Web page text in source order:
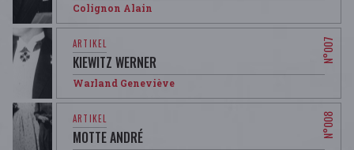
Colignon Alain
KIEWITZ WERNER
Warland Geneviève
MOTTE ANDRÉ